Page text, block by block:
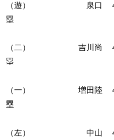
（遊） 泉口 ４－
塁
（二） 吉川尚 ４
塁
（一） 増田陸 ４
塁
（左） 中山 ４－